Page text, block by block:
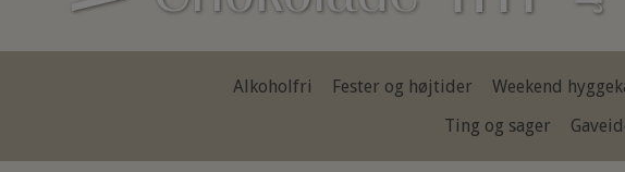
Alkoholfri Fester og højtider Weekend
Ting og sager